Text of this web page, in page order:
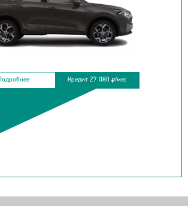
Подробнее Кредит 27 080 ₽/мес